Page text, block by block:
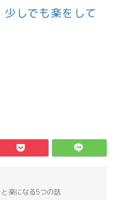
しでも楽をして
楽になる5つの話